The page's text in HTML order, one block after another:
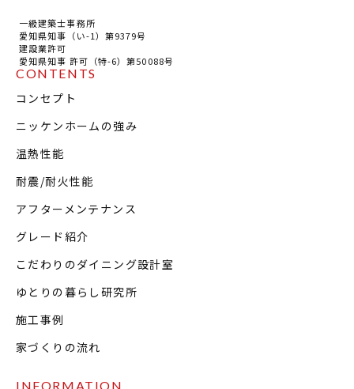
一級建築士事務所
愛知県知事（い-1）第9379号
建設業許可
愛知県知事 許可（特-6）第50088号
CONTENTS
コンセプト
ニッケンホームの強み
温熱性能
耐震/耐火性能
アフターメンテナンス
グレード紹介
こだわりのダイニング設計室
ゆとりの暮らし研究所
施工事例
家づくりの流れ
INFORMATION